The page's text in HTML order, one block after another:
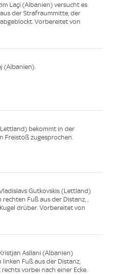
Laçi (Albanien) versucht es
der Strafraummitte, der
Vorbereitet von
(Albanien).
bekommt in der
Freistoß zugesprochen.
Gutkovskis (Lettland)
Fuß aus der Distanz, ,
drüber. Vorbereitet von
Asllani (Albanien)
Fuß aus der Distanz,
vorbei nach einer Ecke.